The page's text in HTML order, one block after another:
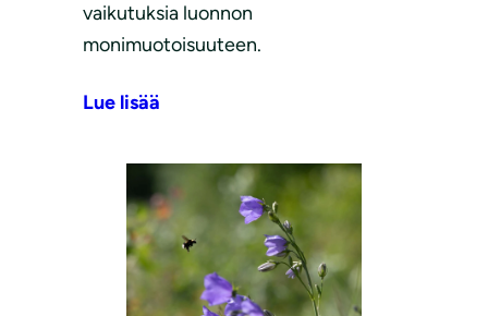
vaikutuksia luonnon
monimuotoisuuteen.
Lue lisää